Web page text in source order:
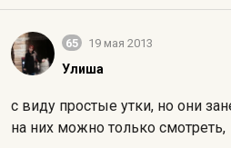
65 19 мая 2013
Улиша
с виду простые утки, но они
на них можно только